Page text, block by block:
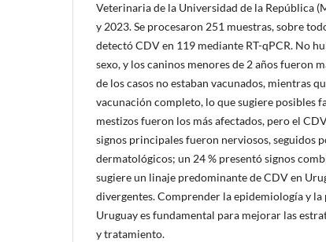
Veterinaria de la Universidad de la República
y 2023. Se procesaron 251 muestras, sobre
detectó CDV en 119 mediante RT-qPCR. No
sexo, y los caninos menores de 2 años fueron
de los casos no estaban vacunados, mientras
vacunación completo, lo que sugiere posibles
mestizos fueron los más afectados, pero el
signos principales fueron nerviosos, seguidos
dermatológicos; un 24 % presentó signos
sugiere un linaje predominante de CDV en
divergentes. Comprender la epidemiología y
Uruguay es fundamental para mejorar las
y tratamiento.